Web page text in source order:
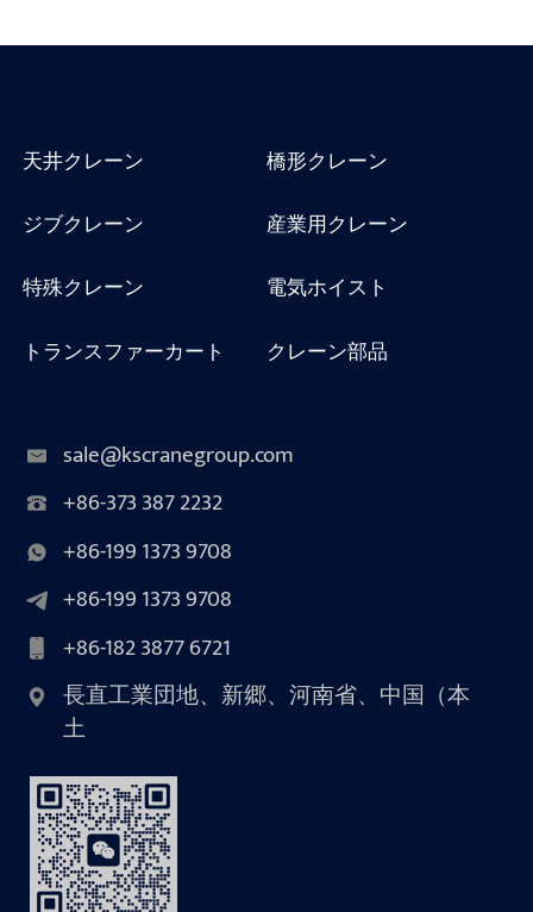
天井クレーン
橋形クレーン
ジブクレーン
産業用クレーン
特殊クレーン
電気ホイスト
トランスファーカート
クレーン部品
sale@kscranegroup.com
+86-373 387 2232
+86-199 1373 9708
+86-199 1373 9708
+86-182 3877 6721
長直工業団地、新郷、河南省、中国（本
土